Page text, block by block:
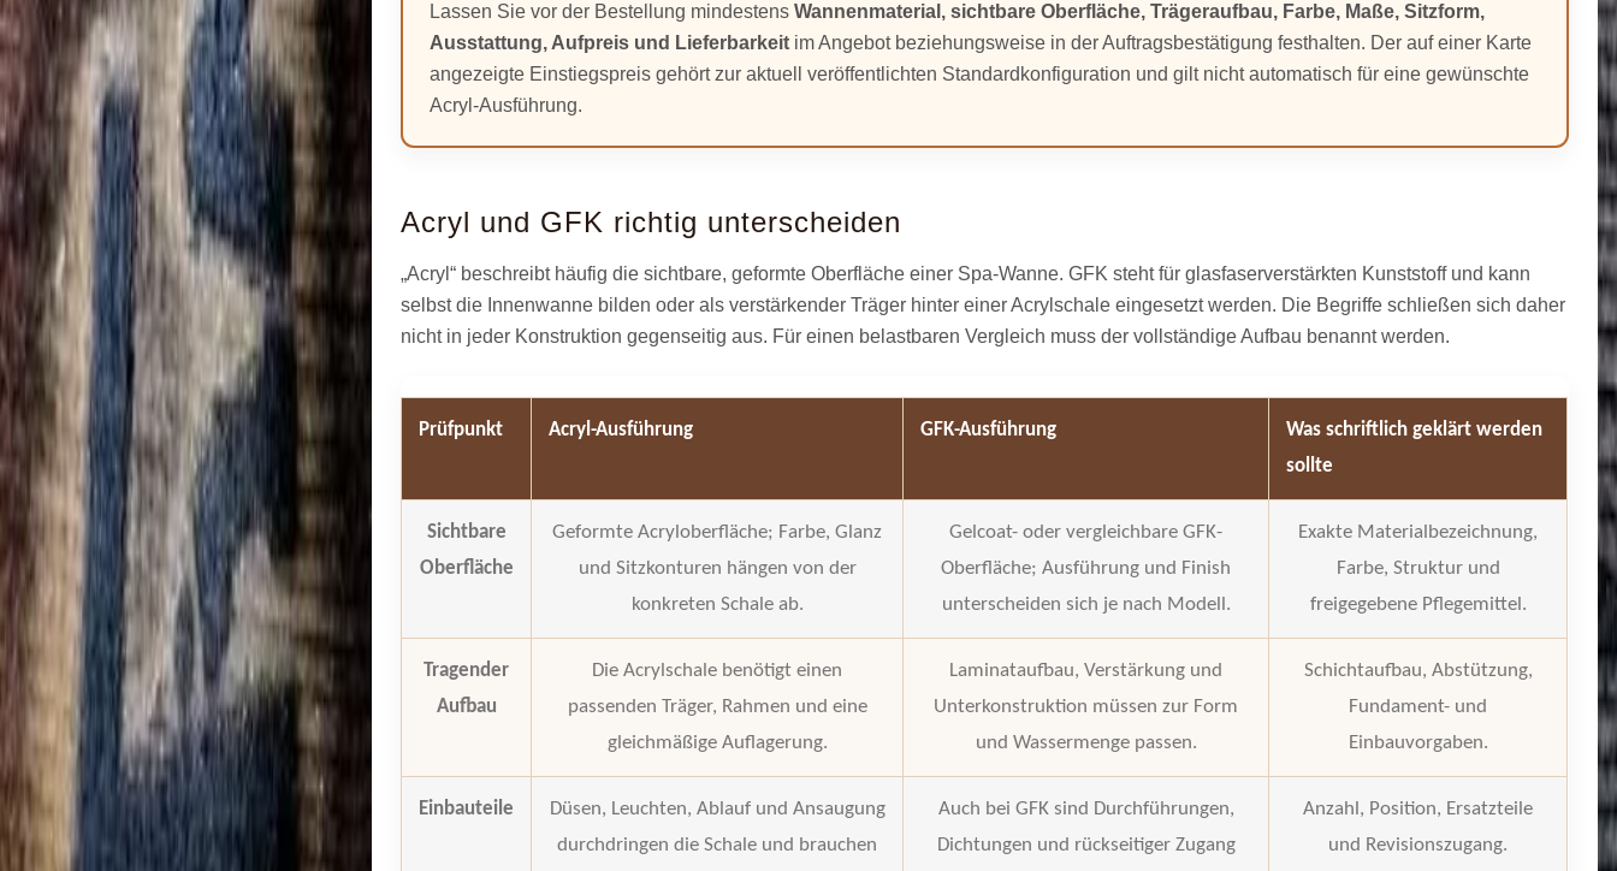
Lassen Sie vor der Bestellung mindestensWannenmaterial, sichtbare Oberfläche, Trägeraufbau, Farbe, Maße, Sitzform,
Ausstattung, Aufpreis und Lieferbarkeit im Angebot beziehungsweise in der Auftragsbestätigung festhalten. Der auf einer Karte
angezeigte Einstiegspreis gehört zur aktuell veröffentlichten Standardkonfiguration und gilt nicht automatisch für eine gewünschte
Acryl-Ausführung.
Acryl und GFK richtig unterscheiden
„Acryl“ beschreibt häufig die sichtbare, geformte Oberfläche einer Spa-Wanne. GFK steht für glasfaserverstärkten Kunststoff und kann
selbst die Innenwanne bilden oder als verstärkender Träger hinter einer Acrylschale eingesetzt werden. Die Begriffe schließen sich daher
nicht in jeder Konstruktion gegenseitig aus. Für einen belastbaren Vergleich muss der vollständige Aufbau benannt werden.
Prüfpunkt Acryl-Ausführung GFK-Ausführung
Was schriftlich geklärt werden
sollte
Sichtbare
Oberfläche
Geformte Acryloberfläche; Farbe, Glanz
und Sitzkonturen hängen von der
konkreten Schale ab.
Gelcoat- oder vergleichbare GFK-
Oberfläche; Ausführung und Finish
unterscheiden sich je nach Modell.
Exakte Materialbezeichnung,
Farbe, Struktur und
freigegebene Pflegemittel.
Tragender
Aufbau
Die Acrylschale benötigt einen
passenden Träger, Rahmen und eine
gleichmäßige Auflagerung.
Laminataufbau, Verstärkung und
Unterkonstruktion müssen zur Form
und Wassermenge passen.
Schichtaufbau, Abstützung,
Fundament- und
Einbauvorgaben.
Einbauteile
Düsen, Leuchten, Ablauf und Ansaugung
durchdringen die Schale und brauchen
Auch bei GFK sind Durchführungen,
Dichtungen und rückseitiger Zugang
Anzahl, Position, Ersatzteile
und Revisionszugang.